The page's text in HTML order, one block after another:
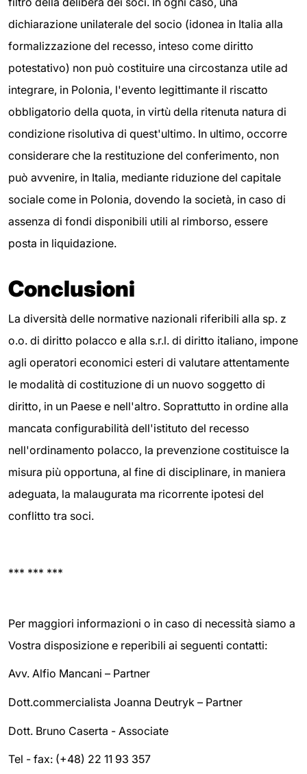
dichiarazione unilaterale del socio (idonea in Italia alla
formalizzazione del recesso, inteso come diritto
potestativo) non può costituire una circostanza utile ad
integrare, in Polonia, l'evento legittimante il riscatto
obbligatorio della quota, in virtù della ritenuta natura di
condizione risolutiva di quest'ultimo. In ultimo, occorre
considerare che la restituzione del conferimento, non
può avvenire, in Italia, mediante riduzione del capitale
sociale come in Polonia, dovendo la società, in caso di
assenza di fondi disponibili utili al rimborso, essere
posta in liquidazione.
Conclusioni
La diversità delle normative nazionali riferibili alla sp. z
o.o. di diritto polacco e alla s.r.l. di diritto italiano, impone
agli operatori economici esteri di valutare attentamente
le modalità di costituzione di un nuovo soggetto di
diritto, in un Paese e nell'altro. Soprattutto in ordine alla
mancata configurabilità dell'istituto del recesso
nell'ordinamento polacco, la prevenzione costituisce la
misura più opportuna, al fine di disciplinare, in maniera
adeguata, la malaugurata ma ricorrente ipotesi del
conflitto tra soci.
*** *** ***
Per maggiori informazioni o in caso di necessità siamo a
Vostra disposizione e reperibili ai seguenti contatti:
Avv. Alfio Mancani – Partner
Dott.commercialista Joanna Deutryk – Partner
Dott. Bruno Caserta - Associate
Tel - fax: (+48) 22 11 93 357